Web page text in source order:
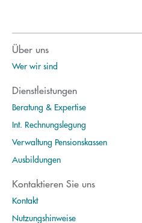
Über uns
Wer wir sind
Dienstleistungen
Beratung & Expertise
Int. Rechnungslegung
Verwaltung Pensionskassen
Ausbildungen
Kontaktieren Sie uns
Kontakt
Nutzungshinweise